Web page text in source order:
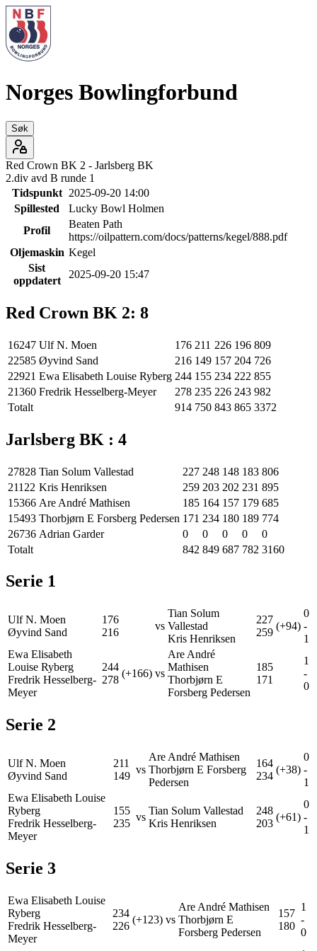
Norges Bowlingforbund
Søk
Red Crown BK 2 - Jarlsberg BK
2.div avd B runde 1
Tidspunkt
2025-09-20 14:00
Spillested
Lucky Bowl Holmen
Profil
Beaten Path
https://oilpattern.com/docs/patterns/kegel/888.pdf
Oljemaskin Kegel
Sist
oppdatert
2025-09-20 15:47
Red Crown BK 2: 8
16247 Ulf N. Moen 176 211 226 196 809
22585 Øyvind Sand 216 149 157 204 726
22921 Ewa Elisabeth Louise Ryberg 244 155 234 222 855
21360 Fredrik Hesselberg-Meyer 278 235 226 243 982
Totalt
914 750 843 865 3372
Jarlsberg BK : 4
27828 Tian Solum Vallestad 227 248 148 183 806
21122 Kris Henriksen 259 203 202 231 895
15366 Are André Mathisen 185 164 157 179 685
15493 Thorbjørn E Forsberg Pedersen 171 234 180 189 774
26736 Adrian Garder 0 0 0 0
0
Totalt
842 849 687 782 3160
Serie 1
Ulf N. Moen
Øyvind Sand
176
216
vs
Tian Solum
Vallestad
Kris Henriksen
227
259
(+94)
0
-
1
Ewa Elisabeth
Louise Ryberg
Fredrik Hesselberg-
Meyer
244
278
(+166) vs
Are André
Mathisen
Thorbjørn E
Forsberg Pedersen
185
171
1
-
0
Serie 2
Ulf N. Moen
Øyvind Sand
211
149
vs
Are André Mathisen
Thorbjørn E Forsberg
Pedersen
164
234
(+38)
0
-
1
Ewa Elisabeth Louise
Ryberg
Fredrik Hesselberg-
Meyer
155
235
vs
Tian Solum Vallestad
Kris Henriksen
248
203
(+61)
0
-
1
Serie 3
Ewa Elisabeth Louise
Ryberg
Fredrik Hesselberg-
Meyer
234
226
(+123) vs
Are André Mathisen
Thorbjørn E
Forsberg Pedersen
157
180
1
-
0